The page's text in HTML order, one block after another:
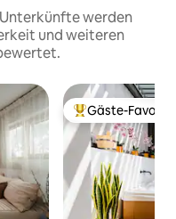
werden
und weiteren
Beliebter Gäste-
Gäste-Favorit